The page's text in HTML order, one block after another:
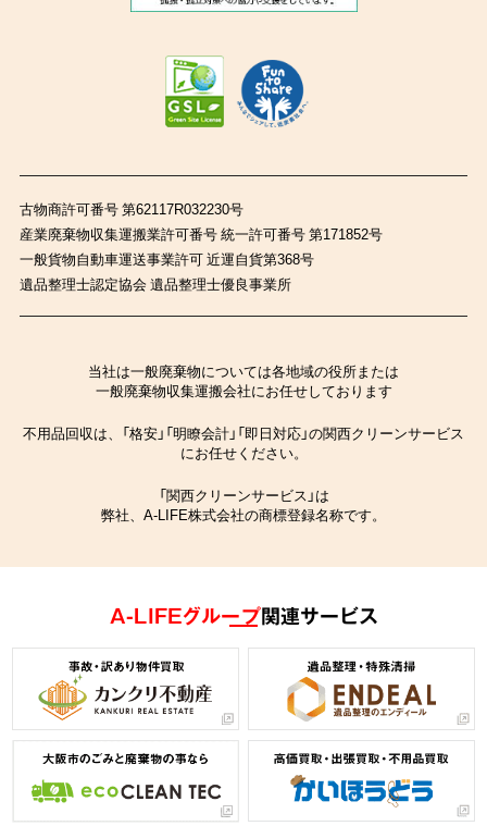
古物商許可番号 第62117R032230号
産業廃棄物収集運搬業許可番号 統一許可番号 第171852号
一般貨物自動車運送事業許可 近運自貨第368号
遺品整理士認定協会 遺品整理士優良事業所
当社は一般廃棄物については各地域の役所または
一般廃棄物収集運搬会社にお任せしております
不用品回収は、「格安」「明瞭会計」「即日対応」の関西クリーンサービス
にお任せください。
「関西クリーンサービス」は
弊社、A-LIFE株式会社の商標登録名称です。
A-LIFEグループ関連サービス